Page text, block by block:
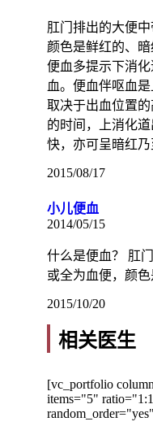
肛门排出的大便
颜色是鲜红的、
便血多提示下消
血。便血伴呕血
取决于出血位置
的时间，上消化
快，亦可呈暗红乃
2015/08/17
小儿便血
2014/05/15
什么是便血？ 肛
或全为血便，颜
2015/10/20
相关医生
[vc_portfolio
items="5"